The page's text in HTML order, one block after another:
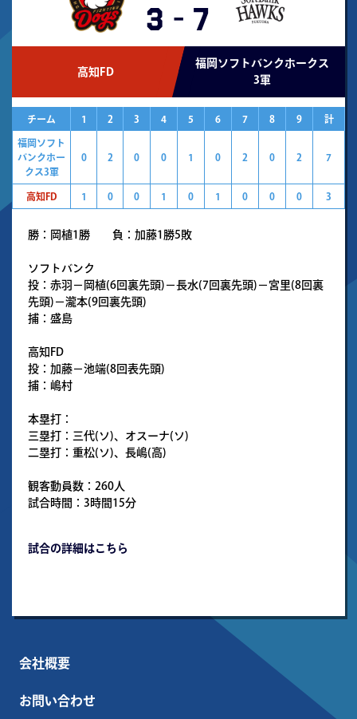
3 - 7
高知FD
福岡ソフトバンクホークス
3軍
チーム 1 2 3 4 5 6 7 8 9 計
福岡ソフト
バンクホー
クス3軍
0 2 0 0 1 0 2 0 2 7
高知FD 1 0 0 1 0 1 0 0 0 3
勝：岡植1勝 負：加藤1勝5敗
ソフトバンク
投：赤羽－岡植(6回裏先頭)－長水(7回裏先頭)－宮里(8回裏
先頭)－瀧本(9回裏先頭)
捕：盛島
高知FD
投：加藤－池端(8回表先頭)
捕：嶋村
本塁打：
三塁打：三代(ソ)、オスーナ(ソ)
二塁打：重松(ソ)、長嶋(高)
観客動員数：260人
試合時間：3時間15分
試合の詳細はこちら
会社概要
お問い合わせ